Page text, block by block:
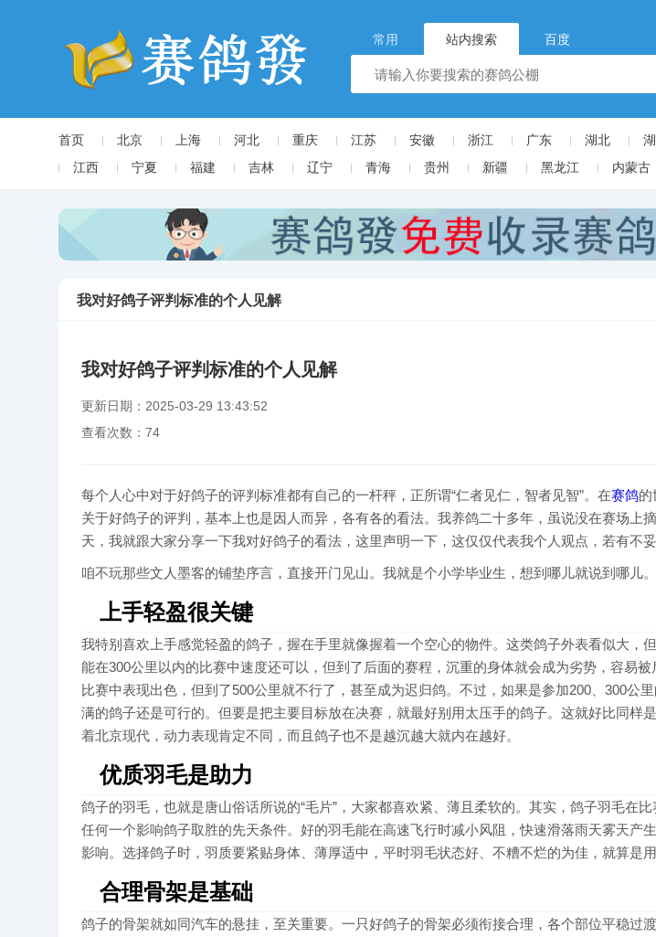
常用 站内搜索 百度
首页 北京 上海 河北 重庆 江苏 安徽 浙江 广东 湖北
江西
宁夏 福建 吉林 辽宁 青海 贵州 新疆 黑龙江 内蒙古
我对好鸽子评判标准的个人见解
我对好鸽子评判标准的个人见解
更新日期：2025-03-29 13:43:52
查看次数： 74
每个人心中对于好鸽子的评判标准都有自己的一杆秤，正所谓“仁者见仁，智者见智”。在赛鸽的
关于好鸽子的评判，基本上也是因人而异，各有各的看法。我养鸽二十多年，虽说没在赛场上
天，我就跟大家分享一下我对好鸽子的看法，这里声明一下，这仅仅代表我个人观点，若有不
咱不玩那些文人墨客的铺垫序言，直接开门见山。我就是个小学毕业生，想到哪儿就说到哪儿。
上手轻盈很关键
我特别喜欢上手感觉轻盈的鸽子，握在手里就像握着一个空心的物件。这类鸽子外表看似大，
能在300公里以内的比赛中速度还可以，但到了后面的赛程，沉重的身体就会成为劣势，容易
比赛中表现出色，但到了500公里就不行了，甚至成为迟归鸽。不过，如果是参加200、300公
满的鸽子还是可行的。但要是把主要目标放在决赛，就最好别用太压手的鸽子。这就好比同样
着北京现代，动力表现肯定不同，而且鸽子也不是越沉越大就内在越好。
优质羽毛是助力
鸽子的羽毛，也就是唐山俗话所说的“毛片”，大家都喜欢紧、薄且柔软的。其实，鸽子羽毛在
任何一个影响鸽子取胜的先天条件。好的羽毛能在高速飞行时减小风阻，快速滑落雨天雾天产
影响。选择鸽子时，羽质要紧贴身体、薄厚适中，平时羽毛状态好、不糟不烂的为佳，就算是
合理骨架是基础
鸽子的骨架就如同汽车的悬挂，至关重要。一只好鸽子的骨架必须衔接合理，各个部位平稳过